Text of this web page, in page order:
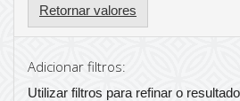
Retornar valores
Adicionar filtros:
Utilizar filtros para refinar o